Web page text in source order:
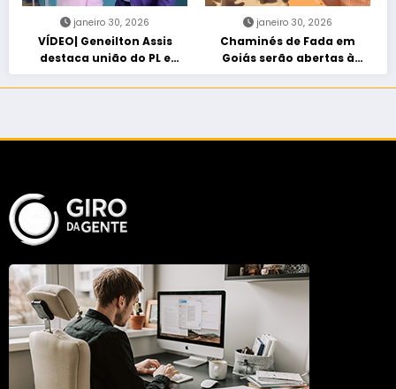
janeiro 30, 2026
VÍDEO| Geneilton Assis
destaca união do PL e
consolidação de apoio a
Maycon Tombini em Jataí
janeiro 30, 2026
Chaminés de Fada em
Goiás serão abertas à
visitação controlada